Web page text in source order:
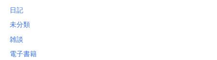
日記
未分類
雑談
電子書籍